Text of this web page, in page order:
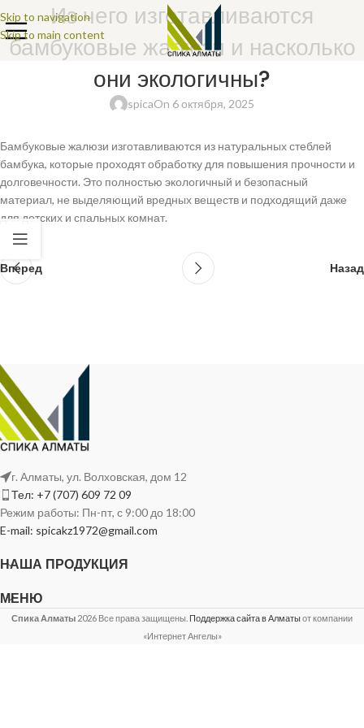
Skip to navigation
Skip to main content
Из чего изготавливаются
бамбуковые жалюзи и насколько
они экологичны?
spicaOn 6 октября, 2025
Бамбуковые жалюзи изготавливаются из натуральных стеблей
бамбука, которые проходят обработку для повышения прочности и
долговечности. Это полностью экологичный и безопасный
материал, не выделяющий вредных веществ и подходящий даже
для детских и спальных комнат.
Вперед Назад
г. Алматы, ул. Волховская, дом 12
Тел: +7 (707) 609 72 09
Режим работы: Пн-пт, с 9:00 до 18:00
E-mail: spicakz1972@gmail.com
НАША ПРОДУКЦИЯ
МЕНЮ
Спика Алматы 2026 Все права защищены. Поддержка сайта в Алматыот компании
«Интернет Ангелы»